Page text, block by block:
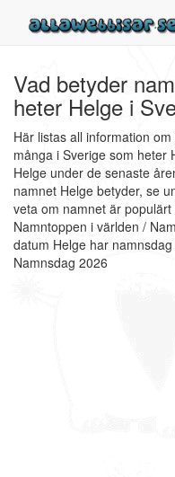
Vad betyder
heter Helge i
Här listas all information
många i Sverige som heter
Helge under de senaste
namnet Helge betyder, se
veta om namnet är
Namntoppen i världen /
datum Helge har
Namnsdag 2026